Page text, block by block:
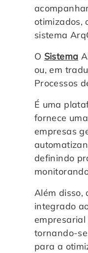
otimizados,
sistema
O Sistema
ou, em
Processos
É uma
fornece
empresas
definindo
Além disso,
integrado
empresarial
tornando-
para a